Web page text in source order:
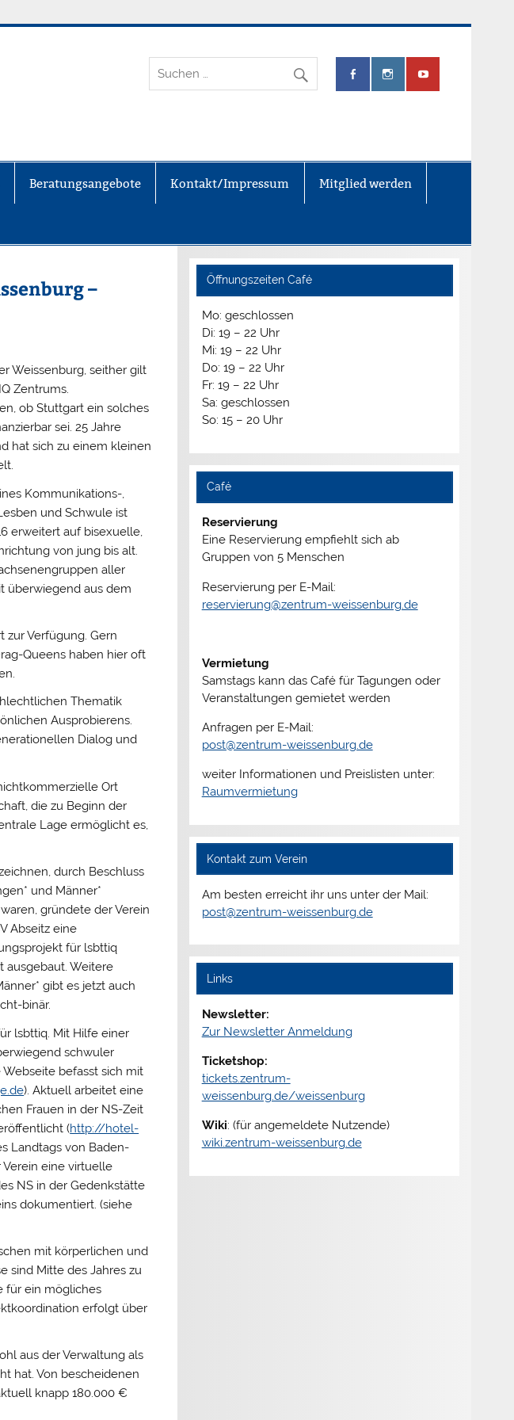
e.V.
Beratungsangebote Kontakt/Impressum Mitglied werden
–
Weissenburg, seither gilt
Zentrums.
ob Stuttgart ein solches
sei. 25 Jahre
hat sich zu einem kleinen
Kommunikations-,
und Schwule ist
erweitert auf bisexuelle,
von jung bis alt.
aller
überwiegend aus dem
zur Verfügung. Gern
Queens haben hier oft
Thematik
Ausprobierens.
Dialog und
Ort
die zu Beginn der
Lage ermöglicht es,
durch Beschluss
und Männer*
gründete der Verein
Abseitz eine
für lsbttiq
ausgebaut. Weitere
gibt es jetzt auch
binär.
lsbttiq. Mit Hilfe einer
schwuler
Webseite befasst sich mit
). Aktuell arbeitet eine
Frauen in der NS-Zeit
(http://hotel-
Landtags von Baden-
eine virtuelle
NS in der Gedenkstätte
dokumentiert. (siehe
mit körperlichen und
sind Mitte des Jahres zu
für ein mögliches
erfolgt über
aus der Verwaltung als
hat. Von bescheidenen
knapp 180.000 €
Öffnungszeiten Café
Mo: geschlossen
Di: 19 – 22 Uhr
Mi: 19 – 22 Uhr
Do: 19 – 22 Uhr
Fr: 19 – 22 Uhr
Sa: geschlossen
So: 15 – 20 Uhr
Café
Reservierung
Eine Reservierung empfiehlt sich ab
Gruppen von 5 Menschen
Reservierung per E-Mail:
reservierung@zentrum-weissenburg.de
Vermietung
Samstags kann das Café für Tagungen oder
Veranstaltungen gemietet werden
Anfragen per E-Mail:
post@zentrum-weissenburg.de
weiter Informationen und Preislisten unter:
Raumvermietung
Kontakt zum Verein
Am besten erreicht ihr uns unter der Mail:
post@zentrum-weissenburg.de
Links
Newsletter:
Zur Newsletter Anmeldung
Ticketshop:
tickets.zentrum-
weissenburg.de/weissenburg
Wiki: (für angemeldete Nutzende)
wiki.zentrum-weissenburg.de